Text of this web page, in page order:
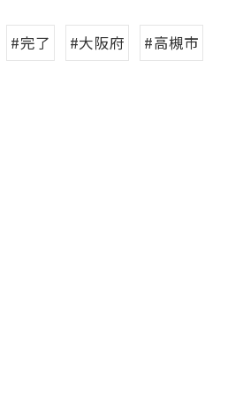
#完了 #大阪府 #高槻市